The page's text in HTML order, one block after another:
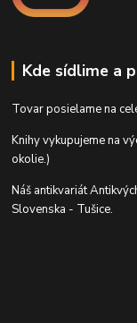
Kde sídlime a
Tovar posielame na
Knihy vykupujeme na
okolie.)
Náš antikvariát
Slovenska - Tušice.